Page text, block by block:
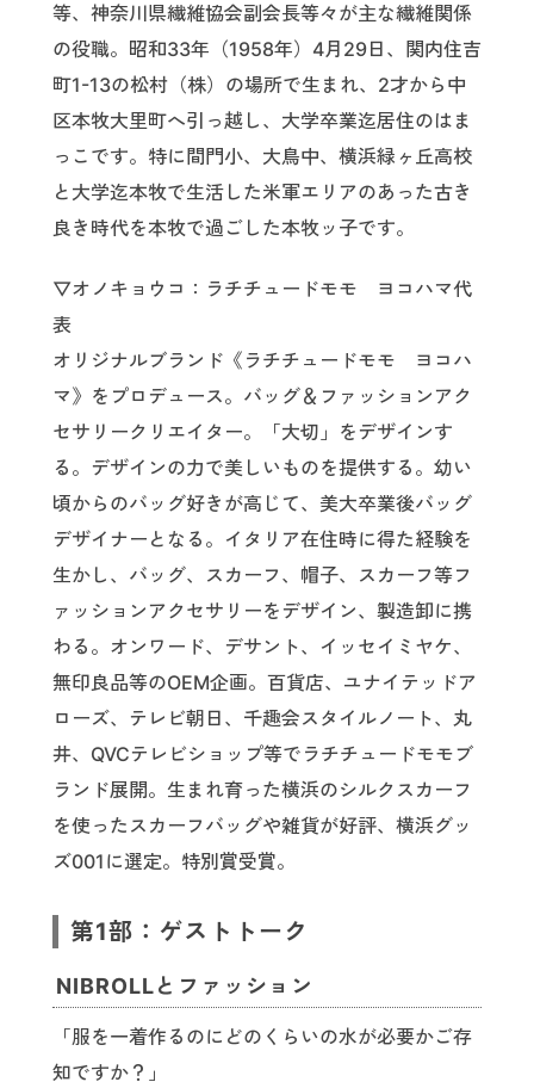
等、神奈川県繊維協会副会長等々が主な繊維関係
の役職。昭和33年（1958年）4月29日、関内住吉
町1-13の松村（株）の場所で生まれ、2才から中
区本牧大里町へ引っ越し、大学卒業迄居住のはま
っこです。特に間門小、大鳥中、横浜緑ヶ丘高校
と大学迄本牧で生活した米軍エリアのあった古き
良き時代を本牧で過ごした本牧ッ子です。
▽オノキョウコ：ラチチュードモモ ヨコハマ代
表
オリジナルブランド《ラチチュードモモ ヨコハ
マ》をプロデュース。バッグ＆ファッションアク
セサリークリエイター。「大切」をデザインす
る。デザインの力で美しいものを提供する。幼い
頃からのバッグ好きが高じて、美大卒業後バッグ
デザイナーとなる。イタリア在住時に得た経験を
生かし、バッグ、スカーフ、帽子、スカーフ等フ
ァッションアクセサリーをデザイン、製造卸に携
わる。オンワード、デサント、イッセイミヤケ、
無印良品等のOEM企画。百貨店、ユナイテッドア
ローズ、テレビ朝日、千趣会スタイルノート、丸
井、QVCテレビショップ等でラチチュードモモブ
ランド展開。生まれ育った横浜のシルクスカーフ
を使ったスカーフバッグや雑貨が好評、横浜グッ
ズ001に選定。特別賞受賞。
第1部：ゲストトーク
NIBROLLとファッション
「服を一着作るのにどのくらいの水が必要かご存
知ですか？」